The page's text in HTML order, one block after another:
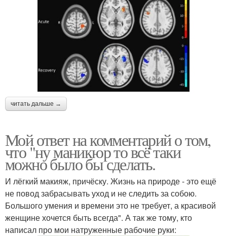
читать дальше →
Мой ответ на комментарий о том,
что "ну маникюр то всё таки
можно было бы сделать.
И лёгкий макияж, причёску. Жизнь на природе - это ещё
не повод забрасывать уход и не следить за собою.
Большого умения и времени это не требует, а красивой
женщине хочется быть всегда". А так же тому, кто
написал про мои натруженные рабочие руки: